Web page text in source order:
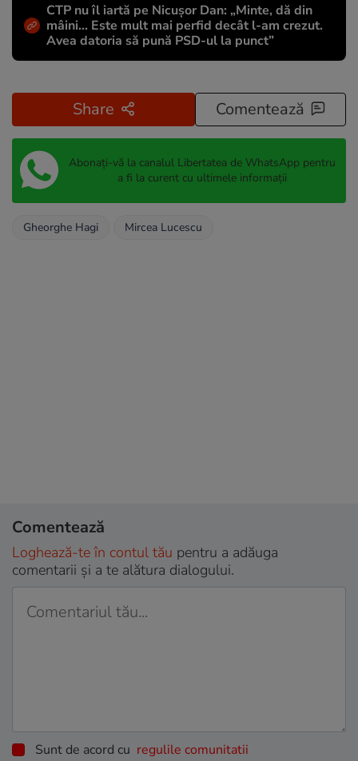
CTP nu îl iartă pe Nicușor Dan: „Minte, dă din
mâini... Este mult mai perfid decât l-am crezut.
Avea datoria să pună PSD-ul la punct”
Share Comentează
Abonați-vă la canalul Libertatea de WhatsApp pentru
a fi la curent cu ultimele informații
Gheorghe Hagi Mircea Lucescu
Comentează
Loghează-te în contul tău pentru a adăuga
comentarii și a te alătura dialogului.
Sunt de acord cu regulile comunitatii